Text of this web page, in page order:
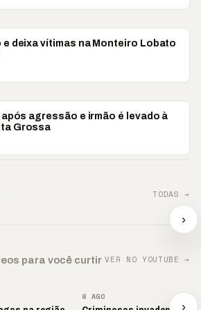
e deixa vítimas na Monteiro Lobato
agressão e irmão é levado à
Grossa
TODAS →
📢 Noite
chega
oração
›
para você curtir VER NO YOUTUBE →
8 AGO
›